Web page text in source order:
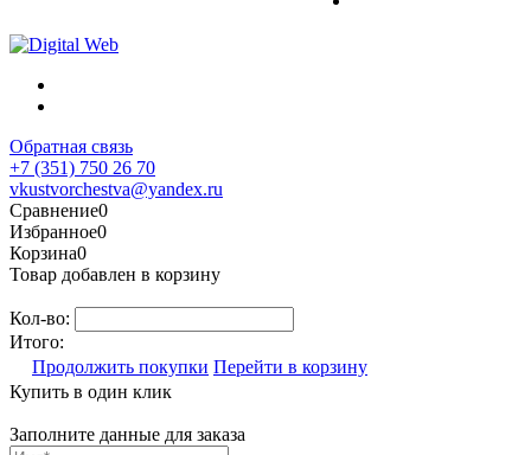
Обратная связь
+7 (351) 750 26 70
vkustvorchestva@yandex.ru
Сравнение0
Избранное0
Корзина0
Товар добавлен в корзину
Кол-во:
Итого:
Продолжить покупки Перейти в корзину
Купить в один клик
Заполните данные для заказа